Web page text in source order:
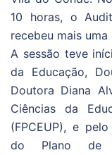
10 horas, o
recebeu mais
A sessão teve
da Educação,
Doutora Diana
Ciências da
(FPCEUP), e
do Plano de